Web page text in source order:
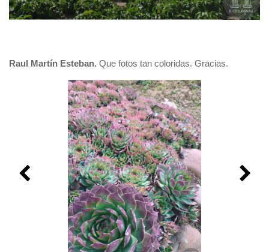
Raul Martín Esteban. Que fotos tan coloridas. Gracias.